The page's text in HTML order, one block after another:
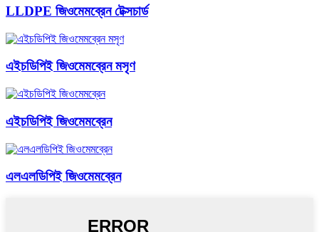
LLDPE জিওমেমব্রেন টেক্সচার্ড
এইচডিপিই জিওমেমব্রেন মসৃণ
এইচডিপিই জিওমেমব্রেন
এলএলডিপিই জিওমেমব্রেন